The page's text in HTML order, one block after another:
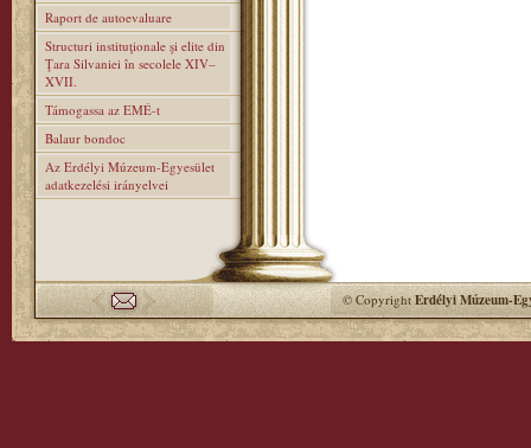
Raport de autoevaluare
Structuri instituţionale şi elite din
Ţara Silvaniei în secolele XIV–
XVII.
Támogassa az EMÉ-t
Balaur bondoc
Az Erdélyi Múzeum-Egyesület
adatkezelési irányelvei
© CopyrightErdélyi Múzeum-